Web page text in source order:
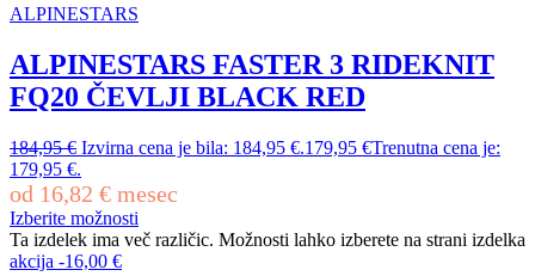
ALPINESTARS
ALPINESTARS FASTER 3 RIDEKNIT
FQ20 ČEVLJI BLACK RED
184,95€ Izvirna cena je bila: 184,95 €.179,95 €Trenutna cena je:
179,95 €.
od 16,82 € mesec
Izberite možnosti
Ta izdelek ima več različic. Možnosti lahko izberete na strani izdelka
akcija -16,00 €